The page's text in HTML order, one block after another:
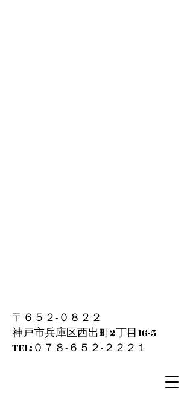
〒６５２-０８２２
神戸市兵庫区西出町2丁目16-5
​TEL:０７８-６５２-２２２１